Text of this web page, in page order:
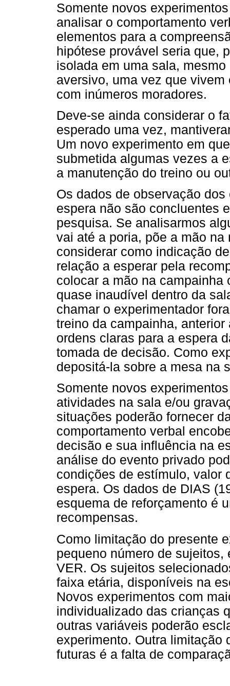
Somente novos
analisar o comportamento
elementos para a
hipótese provável seria que,
isolada em uma sala,
aversivo, uma vez que
com inúmeros moradores.
Deve-se ainda considerar o
esperado uma vez,
Um novo experimento em
submetida algumas vezes a
a manutenção do treino ou
Os dados de observação
espera não são concluentes
pesquisa. Se analisarmos
vai até a poria, põe a mão
considerar como indicação
relação a esperar pela
colocar a mão na campainha
quase inaudível dentro da
chamar o experimentador
treino da campainha,
ordens claras para a espera
tomada de decisão. Como
depositá-la sobre a mesa na
Somente novos
atividades na sala e/ou
situações poderão fornecer
comportamento verbal
decisão e sua influência na
análise do evento privado
condições de estímulo, valor
espera. Os dados de DIAS
esquema de reforçamento é
recompensas.
Como limitação do presente
pequeno número de
VER. Os sujeitos
faixa etária, disponíveis na
Novos experimentos com
individualizado das crianças
outras variáveis poderão
experimento. Outra limitação
futuras é a falta de